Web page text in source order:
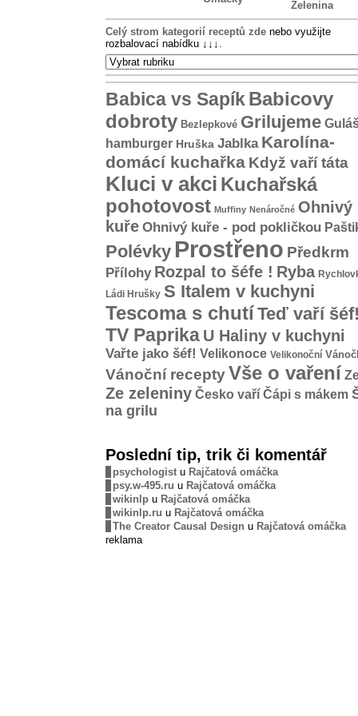
Zelenina
Celý strom kategorií receptů zde nebo využijte
rozbalovací nabídku ↓↓↓
Babica vs Sapík Babicovy
dobroty Bezlepkové Grilujeme
hamburger Hruška Jablka Karolína-
domácí kuchařka Když vaří táta
Kluci v akci Kuchařská
pohotovost Muffiny Nenáročné Ohnivý
kuře Ohnivý kuře - pod pokličkou
Polévky Prostřeno Předkrm
Přílohy Rozpal to šéfe ! Ryba
Ládi Hrušky S Italem v kuchyni
Tescoma s chutíTeď vaří šéf!
TV Paprika U Haliny v kuchyni
Vařte jako šéf! Velikonoce Velikonoční
Vánoční receptyVše o vaření
Ze zeleniny Česko vaří Čápi s mákem
na grilu
Poslední tip, trik či komentář
psychologist u Rajčatová omáčka
psy.w-495.ru u Rajčatová omáčka
wikinlp u Rajčatová omáčka
wikinlp.ru u Rajčatová omáčka
The Creator Causal Design u Rajčatová omáčka
reklama